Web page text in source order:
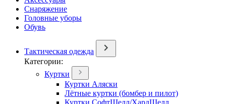
Снаряжение
Головные уборы
Обувь
Тактическая одежда
Категории:
Куртки
Куртки Аляски
Лётные куртки (бомбер и пилот)
Куртки СофтШелл/ХардШелл